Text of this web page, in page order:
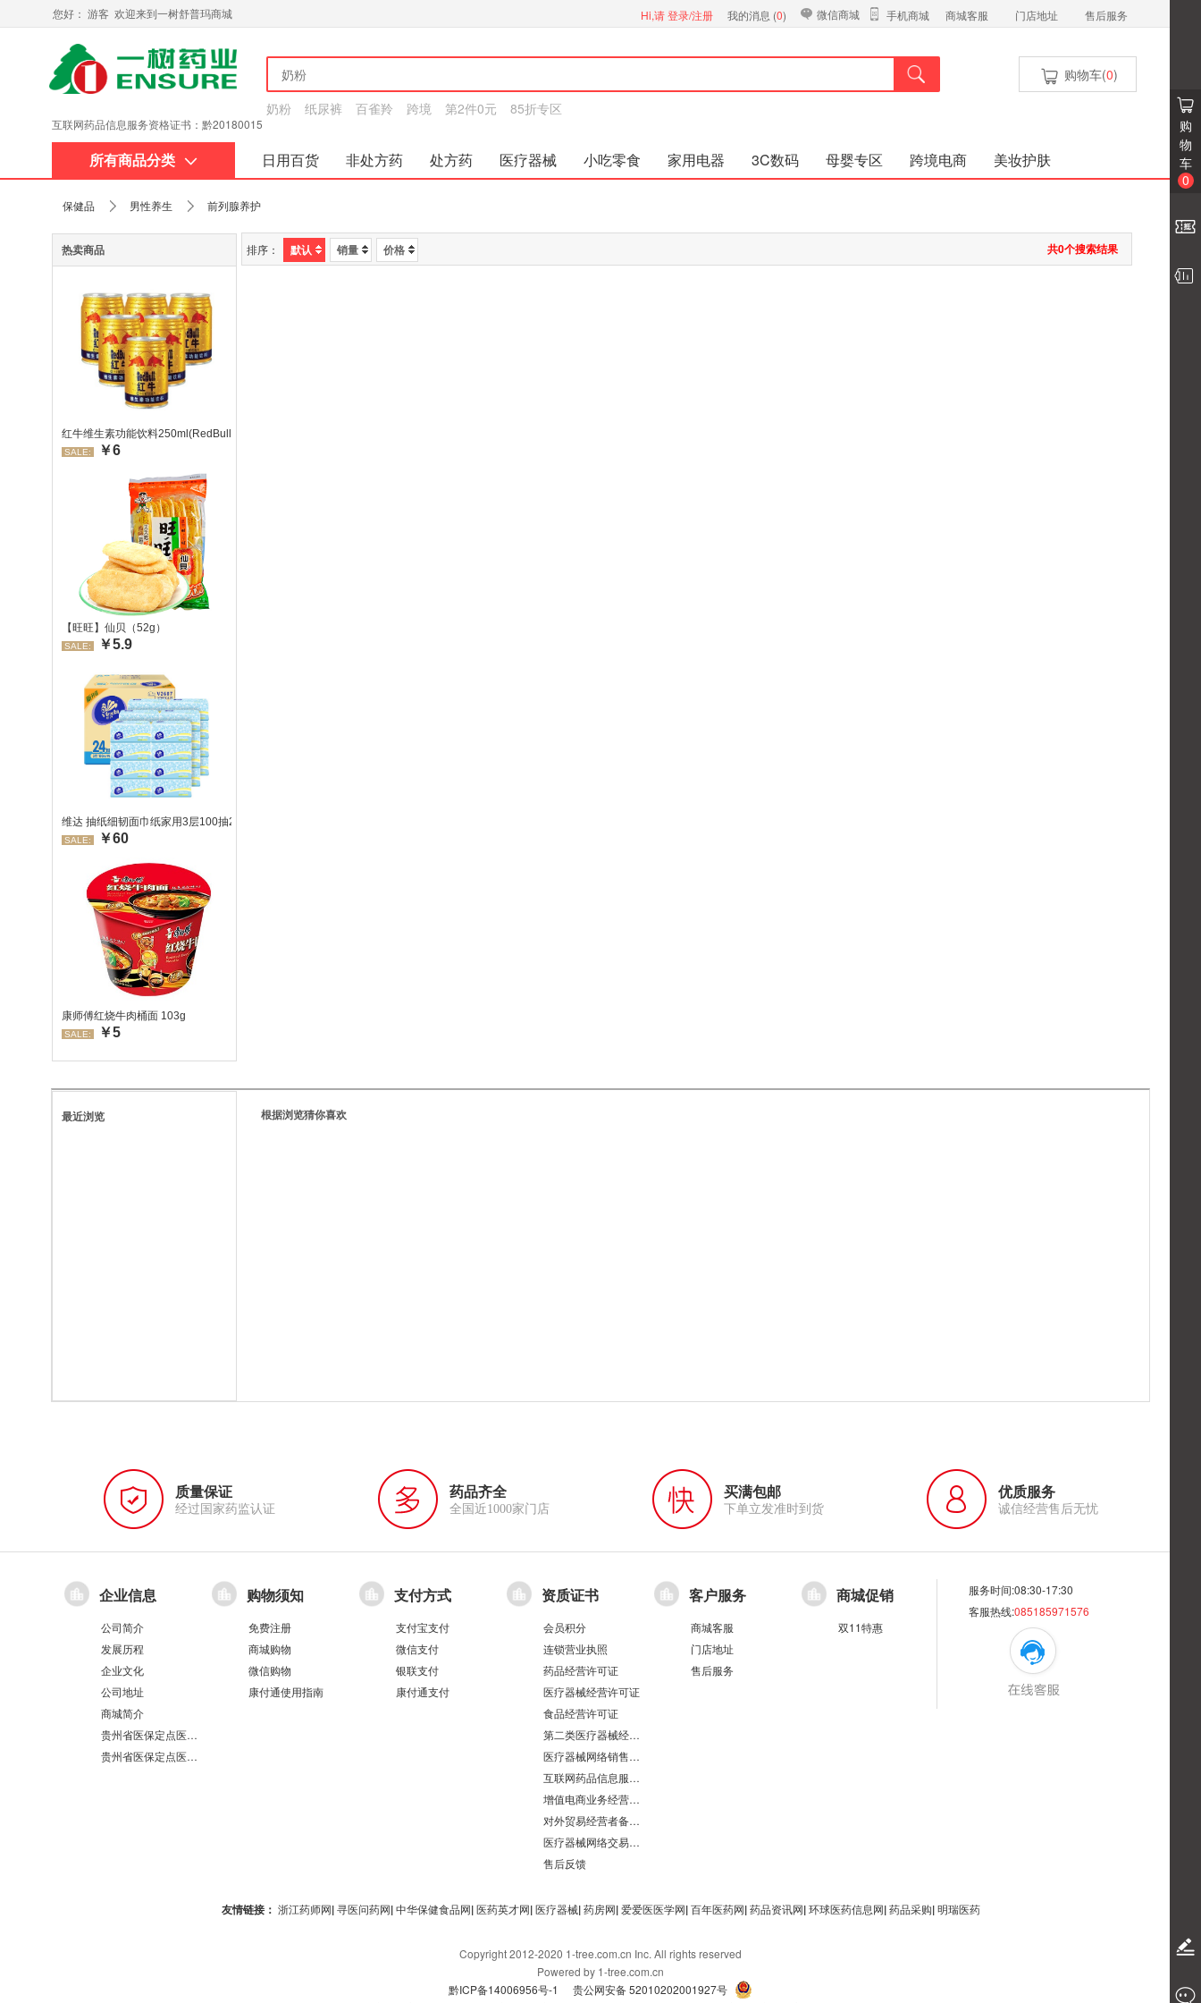
您好： 游客 欢迎来到一树舒普玛商城 Hi,请登录/注册 我的消息 (0) 微信商城 手机商城 商城客服 门店地址 售后服务
互联网药品信息服务资格证书：黔20180015
奶粉 纸尿裤 百雀羚 跨境 第2件0元 85折专区
购物车(0)
所有商品分类 日用百货 非处方药 处方药 医疗器械 小吃零食 家用电器 3C数码 母婴专区 跨境电商
美妆护肤
购
物
车
0
保健品 男性养生 前列腺养护
热卖商品
红牛维生素功能饮料250ml(RedBull/红牛)
SALE: ￥6
【旺旺】仙贝（52g）
SALE: ￥5.9
维达 抽纸细韧面巾纸家用3层100抽24包/箱 超值装 偏远地区不发货偏远地区:(含新疆、西藏、内蒙古、宁夏、海南、青海)不发货
SALE: ￥60
康师傅红烧牛肉桶面 103g
SALE: ￥5
排序： 默认 销量 价格 共0个搜索结果
最近浏览 根据浏览猜你喜欢
质量保证
经过国家药监认证
药品齐全
全国近1000家门店
买满包邮
下单立发准时到货
优质服务
诚信经营售后无忧
企业信息
公司简介
发展历程
企业文化
公司地址
商城简介
贵州省医保定点医疗机构医保服务情况表（第551分店）
贵州省医保定点医疗机构医保服务情况表（第100分店）
购物须知
免费注册
商城购物
微信购物
康付通使用指南
支付方式
支付宝支付
微信支付
银联支付
康付通支付
资质证书
会员积分
连锁营业执照
药品经营许可证
医疗器械经营许可证
食品经营许可证
第二类医疗器械经营备案凭证
医疗器械网络销售备案
互联网药品信息服务资格证书
增值电商业务经营许可证
对外贸易经营者备案登记表/海关报关单位注册登记证书
医疗器械网络交易服务第三方平台备案凭证
售后反馈
客户服务
商城客服
门店地址
售后服务
商城促销
双11特惠
服务时间:08:30-17:30
客服热线:085185971576
友情链接： 浙江药师网| 寻医问药网| 中华保健食品网| 医药英才网| 医疗器械| 药房网| 爱爱医医学网| 百年医药网| 药品资讯网| 环球医药信息网| 药品采购| 明瑞医药
Copyright 2012-2020 1-tree.com.cn Inc. All rights reserved
Powered by 1-tree.com.cn
黔ICP备14006956号-1
贵公网安备 52010202001927号